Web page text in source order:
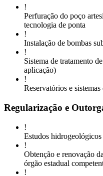
!
Perfuração do poço
tecnologia de ponta
!
Instalação de bombas
!
Sistema de tratamento
aplicação)
!
Reservatórios e
Regularização e
!
Estudos
!
Obtenção e renovação
órgão estadual
!